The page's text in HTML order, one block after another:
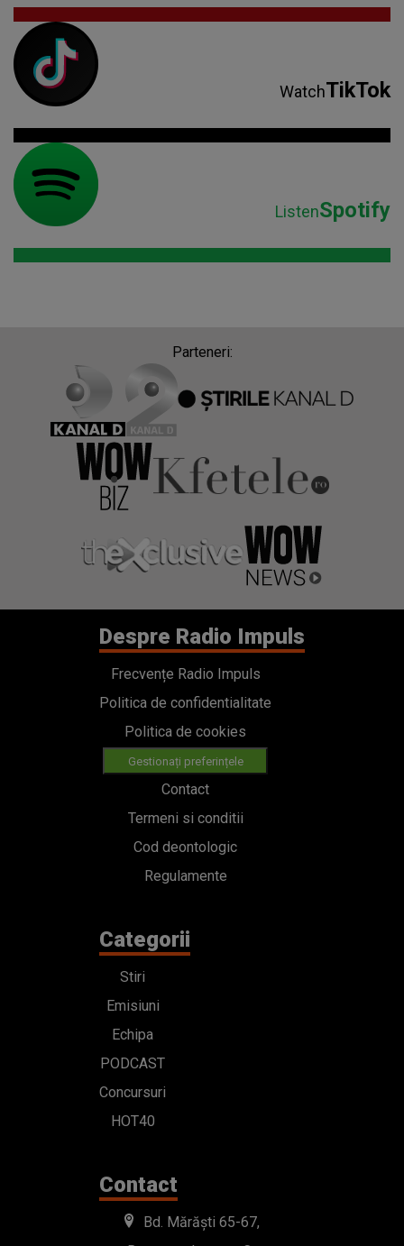
WatchTikTok
ListenSpotify
Parteneri:
Despre Radio Impuls
Frecvențe Radio Impuls
Politica de confidentialitate
Politica de cookies
Gestionați preferințele
Contact
Termeni si conditii
Cod deontologic
Regulamente
Categorii
Stiri
Emisiuni
Echipa
PODCAST
Concursuri
HOT40
Contact
Bd. Mărăști 65-67,